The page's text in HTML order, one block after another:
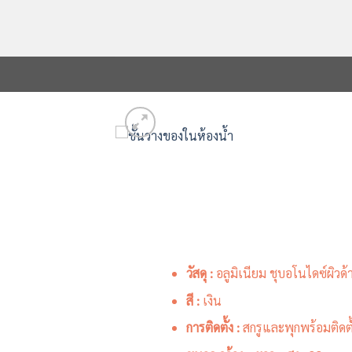
วัสดุ : อลูมิเนียม ชุบอโนไดซ์ผิวด้
สี : เงิน
การติดตั้ง :สกรูและพุกพร้อมติดตั้